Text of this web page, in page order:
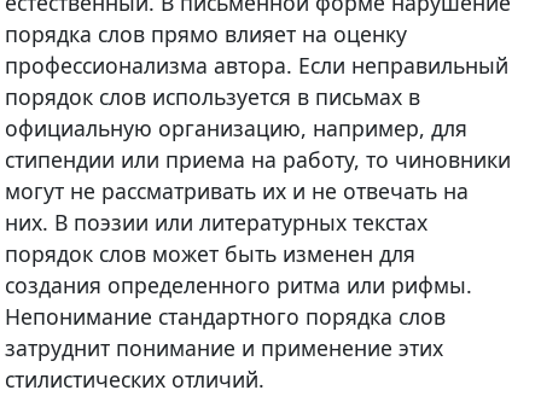
порядка слов прямо влияет на оценку
профессионализма автора. Если неправильный
порядок слов используется в письмах в
официальную организацию, например, для
стипендии или приема на работу, то чиновники
могут не рассматривать их и не отвечать на
них. В поэзии или литературных текстах
порядок слов может быть изменен для
создания определенного ритма или рифмы.
Непонимание стандартного порядка слов
затруднит понимание и применение этих
стилистических отличий.